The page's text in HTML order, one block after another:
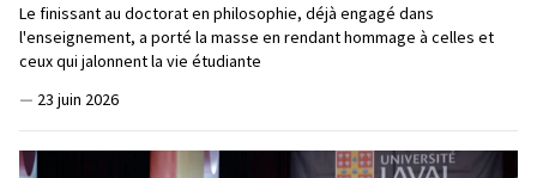
Le finissant au doctorat en philosophie, déjà engagé dans
l'enseignement, a porté la masse en rendant hommage à celles et
ceux qui jalonnent la vie étudiante
— 23 juin 2026